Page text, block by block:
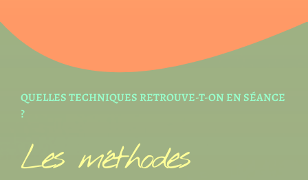
QUELLES TECHNIQUES RETROUVE-T-ON EN SÉANCE
?
Les méthodes